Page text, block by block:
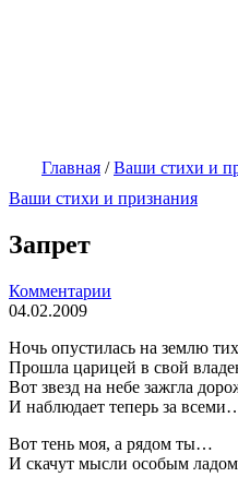
Главная /Ваши стихи и
Ваши стихи и признания
Запрет
Комментарии
04.02.2009
Ночь опустилась на землю
Прошла царицей в свой
Вот звезд на небе зажгла
И наблюдает теперь за
Вот тень моя, а рядом ты…
И скачут мысли особым